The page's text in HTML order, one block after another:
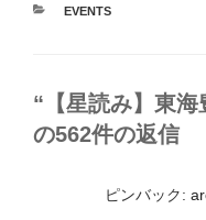
カ
ー
EVENTS
“【星読み】東
の562件の返信
ピンバック: